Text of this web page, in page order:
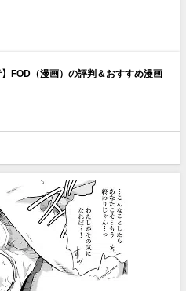
】FOD（漫画）の評判＆おすすめ漫画